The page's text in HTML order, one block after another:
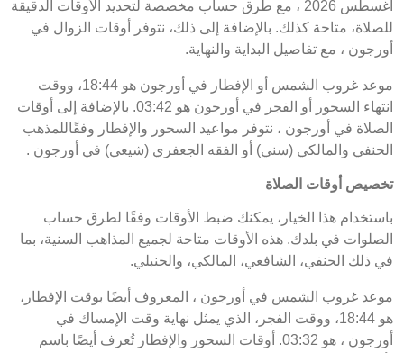
أغسطس 2026 ، مع طرق حساب مخصصة لتحديد الأوقات الدقيقة
للصلاة، متاحة كذلك. بالإضافة إلى ذلك، نتوفر أوقات الزوال في
أورجون ، مع تفاصيل البداية والنهاية.
موعد غروب الشمس أو الإفطار في أورجون هو 18:44، ووقت
انتهاء السحور أو الفجر في أورجون هو 03:42. بالإضافة إلى أوقات
الصلاة في أورجون ، نتوفر مواعيد السحور والإفطار وفقًاللمذهب
الحنفي والمالكي (سني) أو الفقه الجعفري (شيعي) في أورجون .
تخصيص أوقات الصلاة
باستخدام هذا الخيار، يمكنك ضبط الأوقات وفقًا لطرق حساب
الصلوات في بلدك. هذه الأوقات متاحة لجميع المذاهب السنية، بما
في ذلك الحنفي، الشافعي، المالكي، والحنبلي.
موعد غروب الشمس في أورجون ، المعروف أيضًا بوقت الإفطار،
هو 18:44، ووقت الفجر، الذي يمثل نهاية وقت الإمساك في
أورجون ، هو 03:32. أوقات السحور والإفطار تُعرف أيضًا باسم